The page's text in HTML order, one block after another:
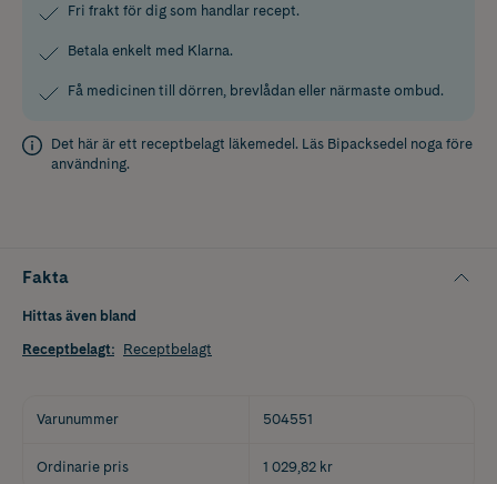
Fri frakt för dig som handlar recept.
Betala enkelt med Klarna.
Få medicinen till dörren, brevlådan eller närmaste ombud.
Det här är ett receptbelagt läkemedel. Läs Bipacksedel noga före
användning.
Fakta
Hittas även bland
Receptbelagt: Receptbelagt
Varunummer 504551
Ordinarie pris 1 029,82 kr